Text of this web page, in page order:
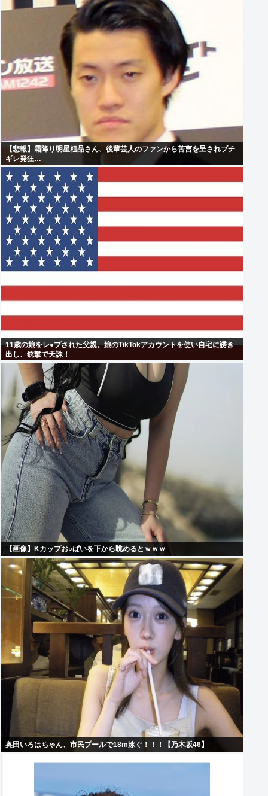
【悲報】霜降り明星粗品さん、後輩芸人のファンから苦言を呈されブチ
ギレ発狂…
11歳の娘をレ●プされた父親。娘のTikTokアカウントを使い自宅に誘き
出し、銃撃で天誅！
【画像】Kカップお○ぱいを下から眺めるとｗｗｗ
奥田いろはちゃん、市民プールで18m泳ぐ！！！【乃木坂46】